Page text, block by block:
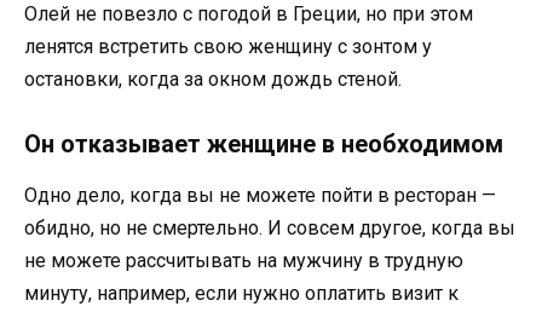
Олей не повезло с погодой в Греции, но при этом
ленятся встретить свою женщину с зонтом у
остановки, когда за окном дождь стеной.
Он отказывает женщине в необходимом
Одно дело, когда вы не можете пойти в ресторан —
обидно, но не смертельно. И совсем другое, когда вы
не можете рассчитывать на мужчину в трудную
минуту, например, если нужно оплатить визит к